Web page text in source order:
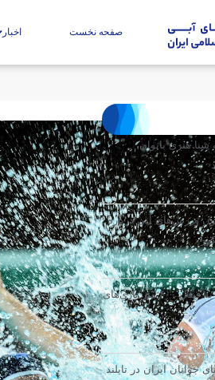
صفحه نخست اخبار
هنری بانوان
ورزش‌های آبی درباره
محمد قاسمی: هدفم رسیدن به فینال ۴۰۰ متر بازی‌های
جوانان ایران در تایلند